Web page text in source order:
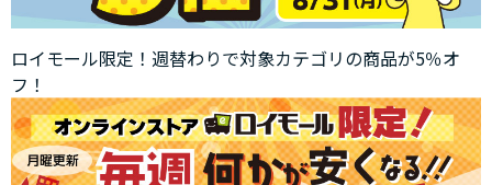
ロイモール限定！週替わりで対象カテゴリの商品が5％オ
フ！